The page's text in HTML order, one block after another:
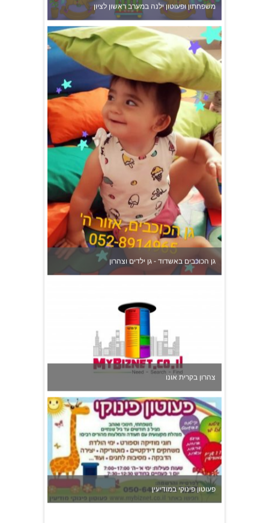
משפחתון ופעוטון ילנה במערב ראשון לציון
גן הכוכבים באשדוד - גן ילדים וצהרון
צהרון בקרית אונו
פעוטון פינוקי במודיעין